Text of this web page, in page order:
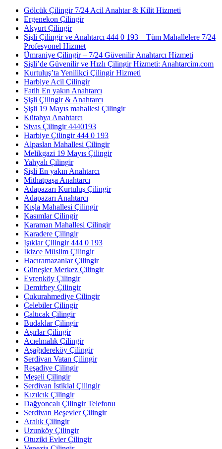
Gölcük Çilingir 7/24 Acil Anahtar & Kilit Hizmeti
Ergenekon Çilingir
Akyurt Çilingir
Şişli Çilingir ve Anahtarcı 444 0 193 – Tüm Mahallelere 7/24
Profesyonel Hizmet
Ümraniye Çilingir – 7/24 Güvenilir Anahtarcı Hizmeti
Şişli’de Güvenilir ve Hızlı Çilingir Hizmeti: Anahtarcim.com
Kurtuluş’ta Yenilikçi Çilingir Hizmeti
Harbiye Acil Çilingir
Fatih En yakın Anahtarcı
Şişli Çilingir & Anahtarcı
Şişli 19 Mayıs mahallesi Çilingir
Kütahya Anahtarcı
Sivas Çilingir 4440193
Harbiye Çilingir 444 0 193
Alpaslan Mahallesi Çilingir
Melikgazi 19 Mayıs Çilingir
Yahyalı Çilingir
Şişli En yakın Anahtarcı
Mithatpaşa Anahtarcı
Adapazarı Kurtuluş Çilingir
Adapazarı Anahtarcı
Kışla Mahallesi Çilingir
Kasımlar Çilingir
Karaman Mahallesi Çilingir
Karadere Çilingir
Işıklar Çilingir 444 0 193
İkizce Müslim Çilingir
Hacıramazanlar Çilingir
Güneşler Merkez Çilingir
Evrenköy Çilingir
Demirbey Çilingir
Çukurahmediye Çilingir
Çelebiler Çilingir
Çaltıcak Çilingir
Budaklar Çilingir
Aşırlar Çilingir
Acıelmalık Çilingir
Aşağıdereköy Çilingir
Serdivan Vatan Çilingir
Reşadiye Çilingir
Meşeli Çilingir
Serdivan İstiklal Çilingir
Kızılcık Çilingir
Dağyoncalı Çilingir Telefonu
Serdivan Beşevler Çilingir
Aralık Çilingir
Uzunköy Çilingir
Otuziki Evler Çilingir